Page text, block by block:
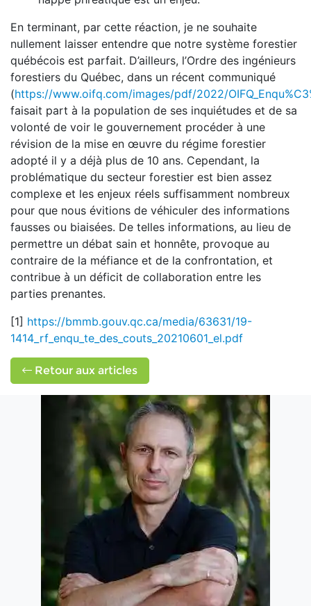
En terminant, par cette réaction, je ne souhaite
nullement laisser entendre que notre système forestier
québécois est parfait. D’ailleurs, l’Ordre des ingénieurs
forestiers du Québec, dans un récent communiqué
(https://www.oifq.com/images/pdf/2022/
faisait part à la population de ses inquiétudes et de sa
volonté de voir le gouvernement procéder à une
révision de la mise en œuvre du régime forestier
adopté il y a déjà plus de 10 ans. Cependant, la
problématique du secteur forestier est bien assez
complexe et les enjeux réels suffisamment nombreux
pour que nous évitions de véhiculer des informations
fausses ou biaisées. De telles informations, au lieu de
permettre un débat sain et honnête, provoque au
contraire de la méfiance et de la confrontation, et
contribue à un déficit de collaboration entre les
parties prenantes.
[1] https://bmmb.gouv.qc.ca/media/63631/19-
1414_rf_enqu_te_des_couts_20210601_el.pdf
Retour aux articles